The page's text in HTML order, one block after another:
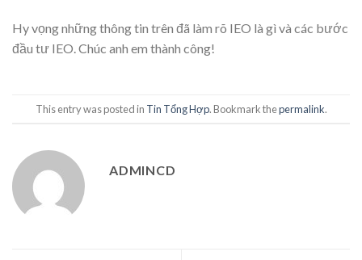
Hy vọng những thông tin trên đã làm rõ IEO là gì và các bước
đầu tư IEO. Chúc anh em thành công!
This entry was posted in Tin Tổng Hợp. Bookmark thepermalink.
ADMINCD